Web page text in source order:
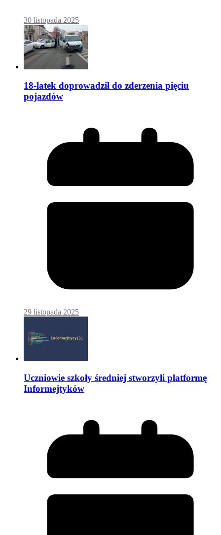
30 listopada 2025
18-latek doprowadził do zderzenia pięciu
pojazdów
29 listopada 2025
Uczniowie szkoły średniej stworzyli platformę
Informejtyków